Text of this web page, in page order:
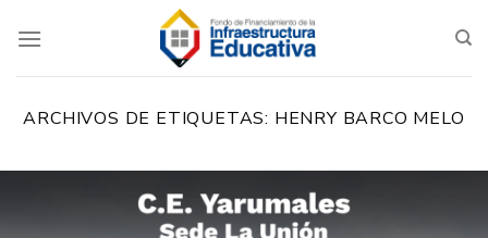
ARCHIVOS DE ETIQUETAS: HENRY BARCO MELO